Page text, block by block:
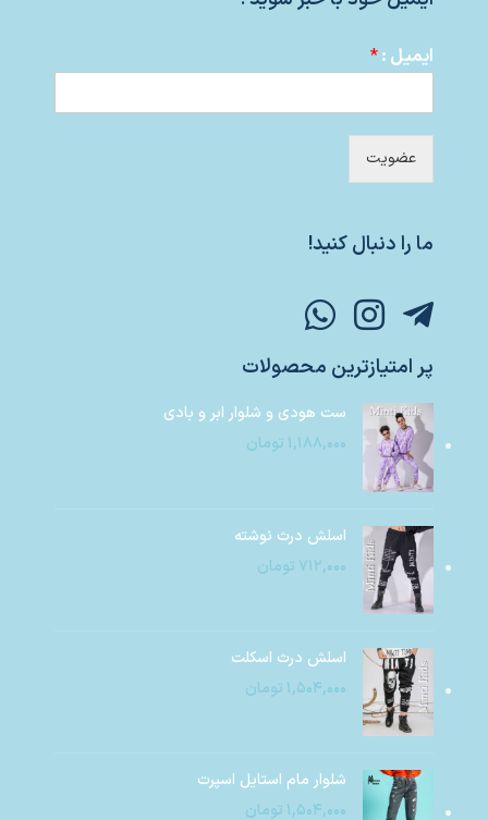
ایمیل :*
عضویت
ما را دنبال کنید!
پر امتیازترین محصولات
ست هودی و شلوار ابر و بادی
۱,۱۸۸,۰۰۰ تومان
اسلش درث نوشته
۷۱۲,۰۰۰ تومان
اسلش درث اسکلت
۱,۵۰۴,۰۰۰ تومان
شلوار مام استایل اسپرت
۱,۵۰۴,۰۰۰ تومان